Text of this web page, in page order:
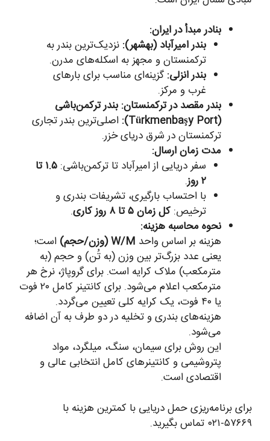
بنادر مبدأ در ایران:
بندر امیرآباد (بهشهر): نزدیک‌ترین بندر به
ترکمنستان و مجهز به اسکله‌های مدرن.
بندر انزلی: گزینه‌ای مناسب برای بارهای
غرب و مرکز.
بندر مقصد در ترکمنستان: بندر ترکمن‌باشی
(Türkmenbaşy Port):
اصلی‌ترین بندر تجاری
ترکمنستان در شرق دریای خزر.
مدت زمان ارسال:
سفر دریایی از امیرآباد تا ترکمن‌باشی:
۱.۵ تا
۲ روز
.
با احتساب بارگیری، تشریفات بندری و
ترخیص:کل زمان ۵ تا ۸ روز کاری
.
نحوه محاسبه هزینه:
هزینه بر اساس واحد W/M (وزن/حجم)
است؛
یعنی عدد بزرگ‌تر بین وزن (به تُن) و حجم (به
مترمکعب) ملاک کرایه است. برای گروپاژ، نرخ هر
مترمکعب اعلام می‌شود. برای کانتینر کامل ۲۰ فوت
یا ۴۰ فوت، یک کرایه کلی تعیین می‌گردد.
هزینه‌های بندری و تخلیه در دو طرف به آن اضافه
می‌شود.
این روش برای سیمان، سنگ، میلگرد، مواد
پتروشیمی و کانتینرهای کامل انتخابی عالی و
اقتصادی است.
برای برنامه‌ریزی حمل دریایی با کمترین هزینه با
۵۷۶۶۹-۰۲۱ تماس بگیرید.